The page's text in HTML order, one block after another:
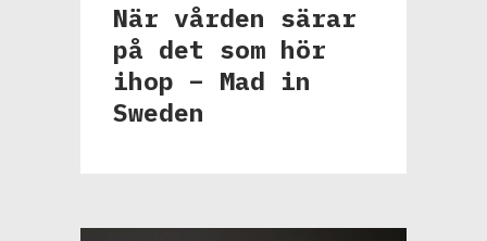
När vården särar
på det som hör
ihop – Mad in
Sweden